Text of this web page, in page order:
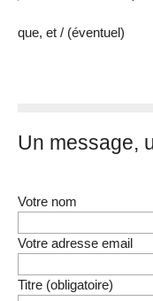
que, et / (éventuel)
Un message,
Votre nom
Votre adresse email
Titre (obligatoire)